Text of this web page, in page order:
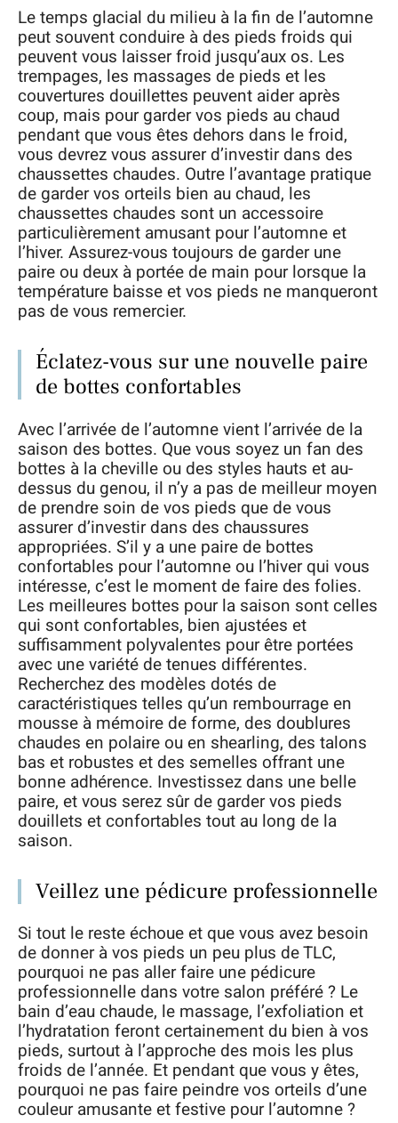
Le temps glacial du milieu à la fin de l’automne
peut souvent conduire à des pieds froids qui
peuvent vous laisser froid jusqu’aux os. Les
trempages, les massages de pieds et les
couvertures douillettes peuvent aider après
coup, mais pour garder vos pieds au chaud
pendant que vous êtes dehors dans le froid,
vous devrez vous assurer d’investir dans des
chaussettes chaudes. Outre l’avantage pratique
de garder vos orteils bien au chaud, les
chaussettes chaudes sont un accessoire
particulièrement amusant pour l’automne et
l’hiver. Assurez-vous toujours de garder une
paire ou deux à portée de main pour lorsque la
température baisse et vos pieds ne manqueront
pas de vous remercier.
Éclatez-vous sur une nouvelle paire
de bottes confortables
Avec l’arrivée de l’automne vient l’arrivée de la
saison des bottes. Que vous soyez un fan des
bottes à la cheville ou des styles hauts et au-
dessus du genou, il n’y a pas de meilleur moyen
de prendre soin de vos pieds que de vous
assurer d’investir dans des chaussures
appropriées. S’il y a une paire de bottes
confortables pour l’automne ou l’hiver qui vous
intéresse, c’est le moment de faire des folies.
Les meilleures bottes pour la saison sont celles
qui sont confortables, bien ajustées et
suffisamment polyvalentes pour être portées
avec une variété de tenues différentes.
Recherchez des modèles dotés de
caractéristiques telles qu’un rembourrage en
mousse à mémoire de forme, des doublures
chaudes en polaire ou en shearling, des talons
bas et robustes et des semelles offrant une
bonne adhérence. Investissez dans une belle
paire, et vous serez sûr de garder vos pieds
douillets et confortables tout au long de la
saison.
Veillez une pédicure professionnelle
Si tout le reste échoue et que vous avez besoin
de donner à vos pieds un peu plus de TLC,
pourquoi ne pas aller faire une pédicure
professionnelle dans votre salon préféré ? Le
bain d’eau chaude, le massage, l’exfoliation et
l’hydratation feront certainement du bien à vos
pieds, surtout à l’approche des mois les plus
froids de l’année. Et pendant que vous y êtes,
pourquoi ne pas faire peindre vos orteils d’une
couleur amusante et festive pour l’automne ?